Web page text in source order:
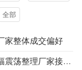
全部
家整体成交偏好
下一篇：沈阳螺旋翅片管价格或窄幅震荡整理厂家接单情况良好